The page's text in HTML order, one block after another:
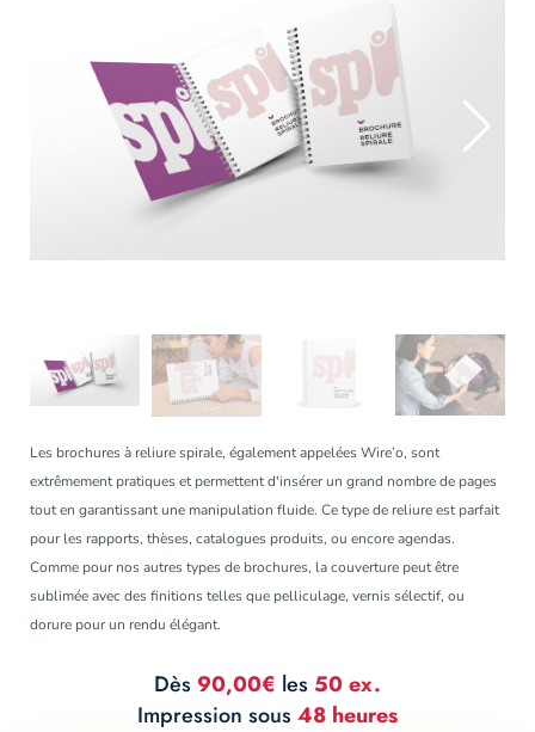
Les brochures à reliure spirale, également appelées Wire’o, sont
extrêmement pratiques et permettent d'insérer un grand nombre de pages
tout en garantissant une manipulation fluide. Ce type de reliure est parfait
pour les rapports, thèses, catalogues produits, ou encore agendas.
Comme pour nos autres types de brochures, la couverture peut être
sublimée avec des finitions telles que pelliculage, vernis sélectif, ou
dorure pour un rendu élégant.
Dès 90,00€ les 50 ex.
Impression sous48 heures